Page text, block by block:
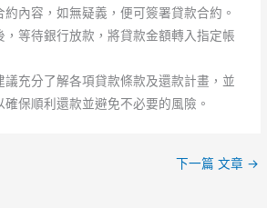
內容，如無疑義，便可簽署貸款合約。
等待銀行放款，將貸款金額轉入指定帳
充分了解各項貸款條款及還款計畫，並
保順利還款並避免不必要的風險。
下一篇 文章 →